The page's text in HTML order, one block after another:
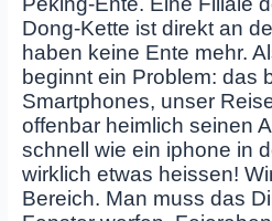
Dong-Kette ist direkt an
haben keine Ente mehr.
beginnt ein Problem: das
Smartphones, unser
offenbar heimlich seinen
schnell wie ein iphone in
wirklich etwas heissen!
Bereich. Man muss das